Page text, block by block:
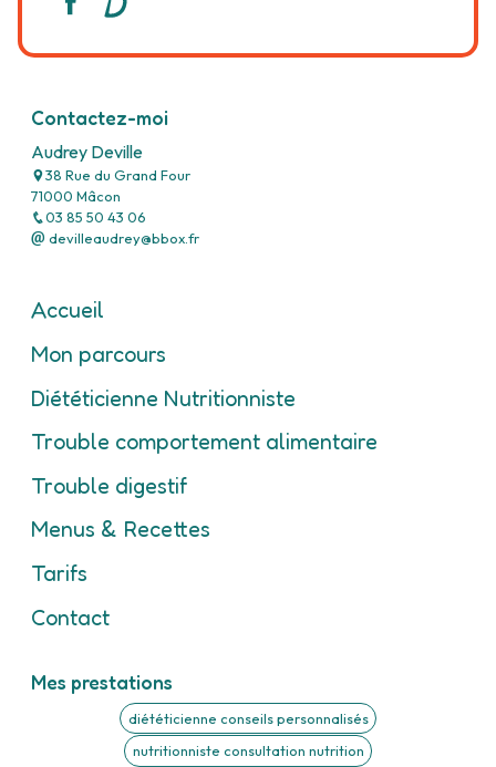
Contactez-moi
Audrey Deville
38 Rue du Grand Four
71000 Mâcon
03 85 50 43 06
devilleaudrey@bbox.fr
Accueil
Mon parcours
Diététicienne Nutritionniste
Trouble comportement alimentaire
Trouble digestif
Menus & Recettes
Tarifs
Contact
Mes prestations
diététicienne conseils personnalisés
nutritionniste consultation nutrition